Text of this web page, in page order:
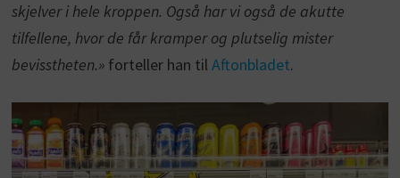
skjelver i hele kroppen. Også har vi også de akutte
tilfellene, hvor de får kramper og plutselig mister
bevisstheten.»forteller han til Aftonbladet.